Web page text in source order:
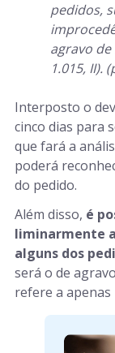
pedidos,
agravo
1.015, II).
Interposto o
cinco dias para
que fará a
poderá
do pedido.
Além disso, é
liminarmente
alguns dos
será o de
refere a